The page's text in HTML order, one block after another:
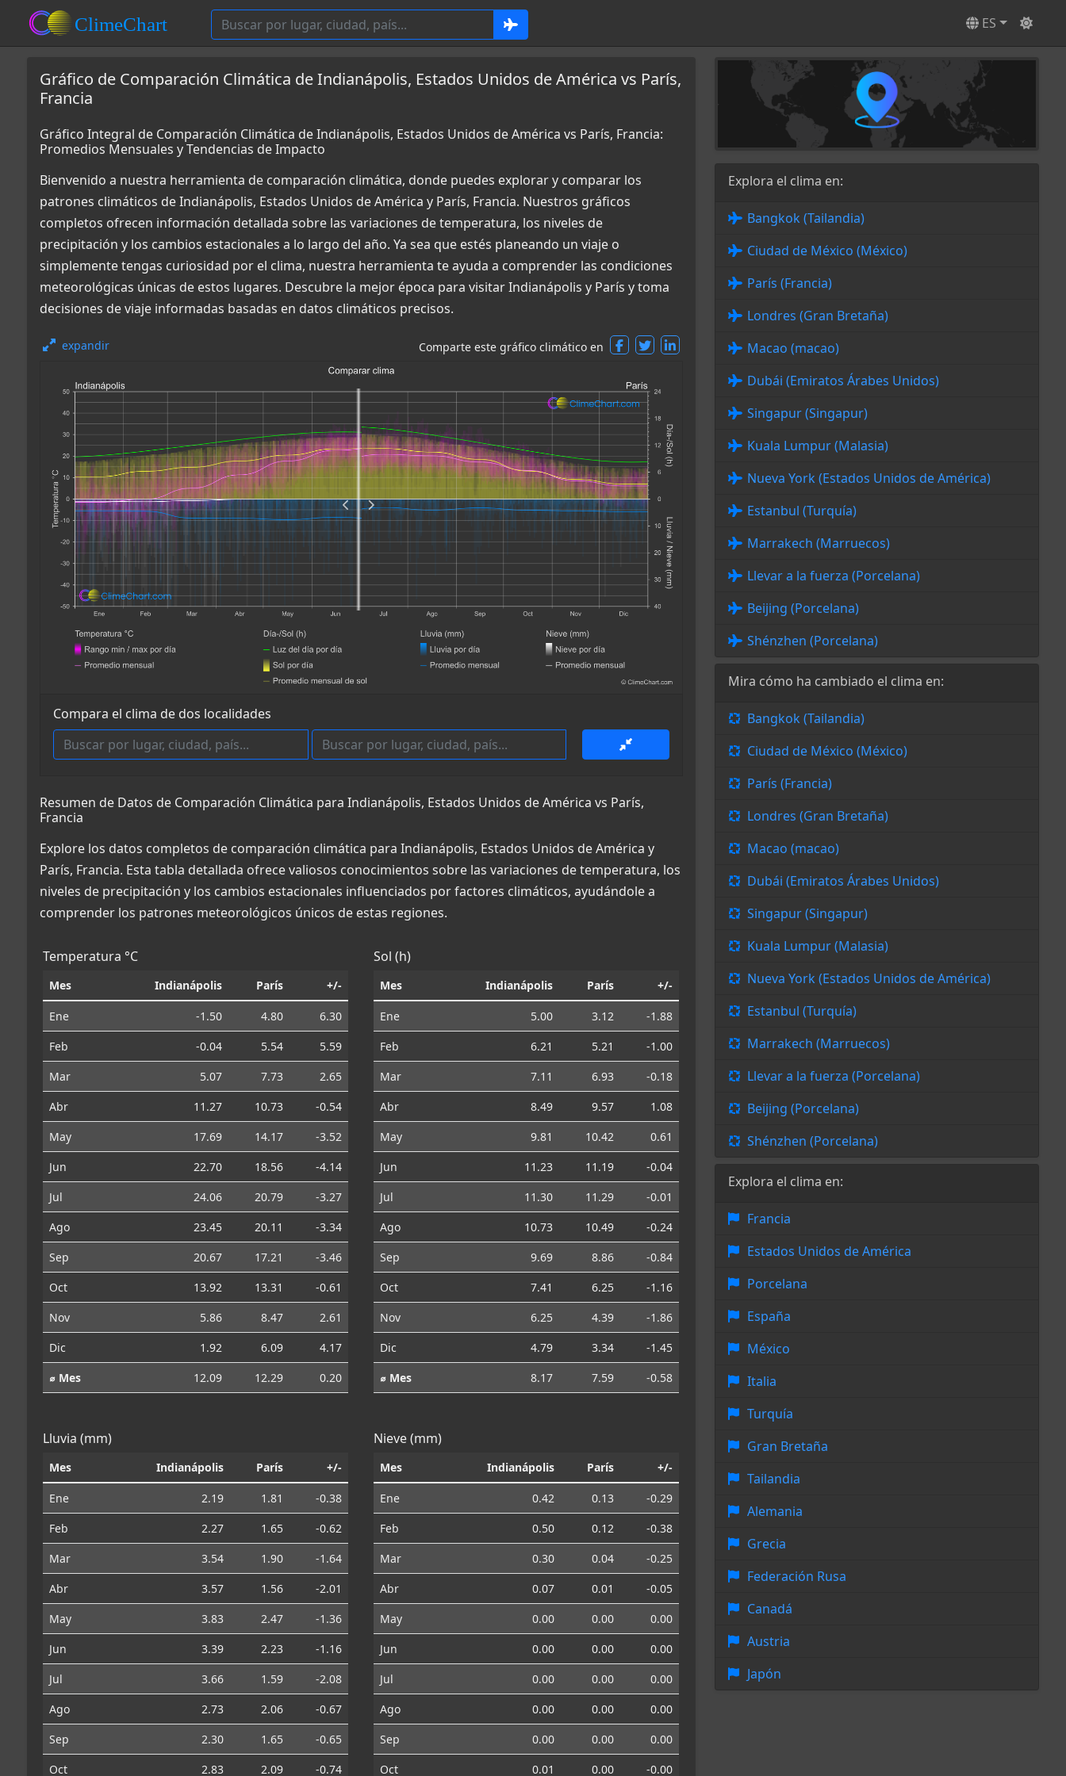
ES
Gráfico de Comparación Climática de Indianápolis, Estados Unidos de América vs París,
Francia
Gráfico Integral de Comparación Climática de Indianápolis, Estados Unidos de América vs París, Francia:
Promedios Mensuales y Tendencias de Impacto
Bienvenido a nuestra herramienta de comparación climática, donde puedes explorar y comparar los
patrones climáticos de Indianápolis, Estados Unidos de América y París, Francia. Nuestros gráficos
completos ofrecen información detallada sobre las variaciones de temperatura, los niveles de
precipitación y los cambios estacionales a lo largo del año. Ya sea que estés planeando un viaje o
simplemente tengas curiosidad por el clima, nuestra herramienta te ayuda a comprender las condiciones
meteorológicas únicas de estos lugares. Descubre la mejor época para visitar Indianápolis y París y toma
decisiones de viaje informadas basadas en datos climáticos precisos.
expandir Comparte este gráfico climático en
Compara el clima de dos localidades
Resumen de Datos de Comparación Climática para Indianápolis, Estados Unidos de América vs París,
Francia
Explore los datos completos de comparación climática para Indianápolis, Estados Unidos de América y
París, Francia. Esta tabla detallada ofrece valiosos conocimientos sobre las variaciones de temperatura, los
niveles de precipitación y los cambios estacionales influenciados por factores climáticos, ayudándole a
comprender los patrones meteorológicos únicos de estas regiones.
Temperatura °C
Mes Indianápolis París +/-
Ene -1.50 4.80
6.30
Feb
-0.04 5.54
5.59
Mar
5.07 7.73
2.65
Abr
11.27 10.73
-0.54
May
17.69 14.17
-3.52
Jun
22.70 18.56
-4.14
Jul
24.06 20.79
-3.27
Ago
23.45 20.11
-3.34
Sep
20.67 17.21
-3.46
Oct
13.92 13.31
-0.61
Nov
5.86 8.47
2.61
Dic
1.92 6.09
4.17
⌀ Mes
12.09 12.29 0.20
Sol (h)
Mes Indianápolis París +/-
Ene 5.00 3.12
-1.88
Feb
6.21 5.21
-1.00
Mar
7.11 6.93
-0.18
Abr
8.49 9.57
1.08
May
9.81 10.42
0.61
Jun
11.23 11.19
-0.04
Jul
11.30 11.29
-0.01
Ago
10.73 10.49
-0.24
Sep
9.69 8.86
-0.84
Oct
7.41 6.25
-1.16
Nov
6.25 4.39
-1.86
Dic
4.79 3.34
-1.45
⌀ Mes
8.17 7.59 -0.58
Lluvia (mm)
Mes Indianápolis París +/-
Ene 2.19 1.81
-0.38
Feb
2.27 1.65
-0.62
Mar
3.54 1.90
-1.64
Abr
3.57 1.56
-2.01
May
3.83 2.47
-1.36
Jun
3.39 2.23
-1.16
Jul
3.66 1.59
-2.08
Ago
2.73 2.06
-0.67
Sep
2.30 1.65
-0.65
Oct
2.83 2.09 -0.74
Nieve (mm)
Mes Indianápolis París +/-
Ene 0.42 0.13
-0.29
Feb
0.50 0.12
-0.38
Mar
0.30 0.04
-0.25
Abr
0.07 0.01
-0.05
May
0.00 0.00
0.00
Jun
0.00 0.00
0.00
Jul
0.00 0.00
0.00
Ago
0.00 0.00
0.00
Sep
0.00 0.00
0.00
Oct
0.01 0.00 -0.00
Explora el clima en:
Bangkok (Tailandia)
Ciudad de México (México)
París (Francia)
Londres (Gran Bretaña)
Macao (macao)
Dubái (Emiratos Árabes Unidos)
Singapur (Singapur)
Kuala Lumpur (Malasia)
Nueva York (Estados Unidos de América)
Estanbul (Turquía)
Marrakech (Marruecos)
Llevar a la fuerza (Porcelana)
Beijing (Porcelana)
Shénzhen (Porcelana)
Mira cómo ha cambiado el clima en:
Bangkok (Tailandia)
Ciudad de México (México)
París (Francia)
Londres (Gran Bretaña)
Macao (macao)
Dubái (Emiratos Árabes Unidos)
Singapur (Singapur)
Kuala Lumpur (Malasia)
Nueva York (Estados Unidos de América)
Estanbul (Turquía)
Marrakech (Marruecos)
Llevar a la fuerza (Porcelana)
Beijing (Porcelana)
Shénzhen (Porcelana)
Explora el clima en:
Francia
Estados Unidos de América
Porcelana
España
México
Italia
Turquía
Gran Bretaña
Tailandia
Alemania
Grecia
Federación Rusa
Canadá
Austria
Japón